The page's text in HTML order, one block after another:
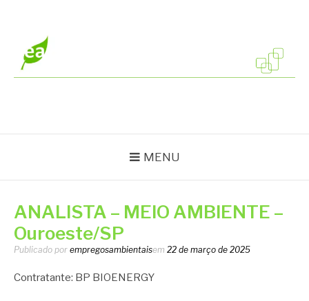
conteúdo
MENU
ANALISTA – MEIO AMBIENTE –
Ouroeste/SP
Publicado por empregosambientaisem 22 de março de 2025
Contratante: BP BIOENERGY